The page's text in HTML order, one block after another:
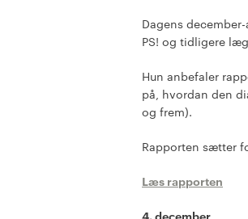
Dagens
PS! og tidligere
Hun anbefaler
på, hvordan den
og frem).
Rapporten sætter
Læs rapporten
4. december